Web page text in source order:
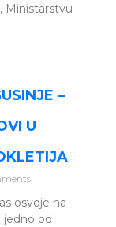
Ministarstvu
–
U
osvoje na
jedno od